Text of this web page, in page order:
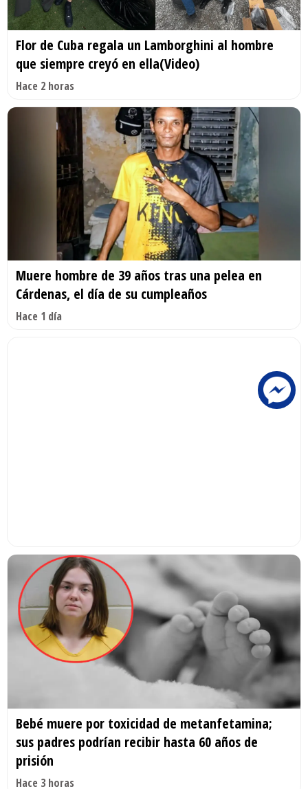
Flor de Cuba regala un Lamborghini al hombre
que siempre creyó en ella(Video)
Hace 2 horas
Muere hombre de 39 años tras una pelea en
Cárdenas, el día de su cumpleaños
Hace 1 día
Bebé muere por toxicidad de metanfetamina;
sus padres podrían recibir hasta 60 años de
prisión
Hace 3 horas